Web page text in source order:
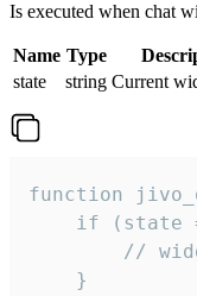
Is executed when chat
Name Type
state
string Current
function
if (state
//
    }